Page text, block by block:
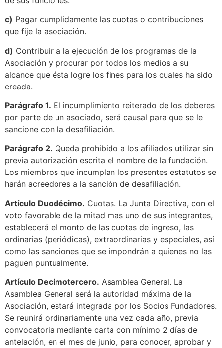
c) Pagar cumplidamente las cuotas o contribuciones
que fije la asociación.
d) Contribuir a la ejecución de los programas de la
Asociación y procurar por todos los medios a su
alcance que ésta logre los fines para los cuales ha sido
creada.
Parágrafo 1. El incumplimiento reiterado de los deberes
por parte de un asociado, será causal para que se le
sancione con la desafiliación.
Parágrafo 2. Queda prohibido a los afiliados utilizar sin
previa autorización escrita el nombre de la fundación.
Los miembros que incumplan los presentes estatutos se
harán acreedores a la sanción de desafiliación.
Artículo Duodécimo. Cuotas. La Junta Directiva, con el
voto favorable de la mitad mas uno de sus integrantes,
establecerá el monto de las cuotas de ingreso, las
ordinarias (periódicas), extraordinarias y especiales, así
como las sanciones que se impondrán a quienes no las
paguen puntualmente.
Artículo Decimotercero. Asamblea General. La
Asamblea General será la autoridad máxima de la
Asociación, estará integrada por los Socios Fundadores.
Se reunirá ordinariamente una vez cada año, previa
convocatoria mediante carta con mínimo 2 días de
antelación, en el mes de junio, para conocer, aprobar y